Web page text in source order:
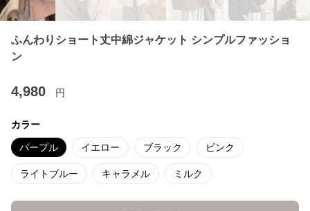
ふんわりショート丈中綿ジャケット シンプルファッショ
ン
4,980 円
カラー
パープル イエロー ブラック ピンク
ライトブルー キャラメル ミルク